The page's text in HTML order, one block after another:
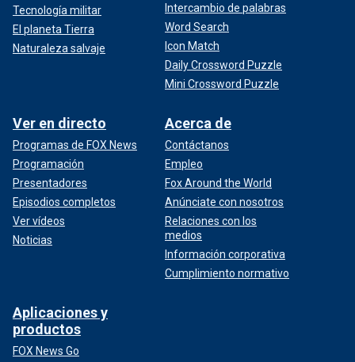
Tecnología militar
El planeta Tierra
Naturaleza salvaje
Intercambio de palabras
Word Search
Icon Match
Daily Crossword Puzzle
Mini Crossword Puzzle
Ver en directo
Programas de FOX News
Programación
Presentadores
Episodios completos
Ver vídeos
Noticias
Acerca de
Contáctanos
Empleo
Fox Around the World
Anúnciate con nosotros
Relaciones con los
medios
Información corporativa
Cumplimiento normativo
Aplicaciones y
productos
FOX News Go